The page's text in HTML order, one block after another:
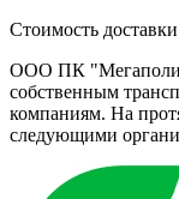
Стоимость
ООО ПК
собственным
компаниям. На
следующими